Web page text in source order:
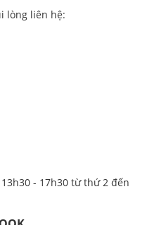
lòng liên hệ:
- 17h30 từ thứ 2 đến